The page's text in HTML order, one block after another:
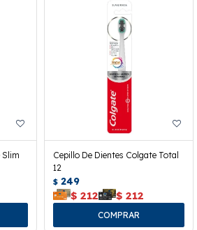
Slim
Cepillo De Dientes Colgate Total
12
$ 249
$ 212 $ 212